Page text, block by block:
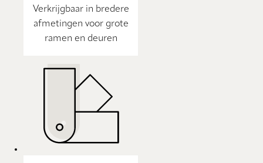
Verkrijgbaar in bredere
afmetingen voor grote
ramen en deuren